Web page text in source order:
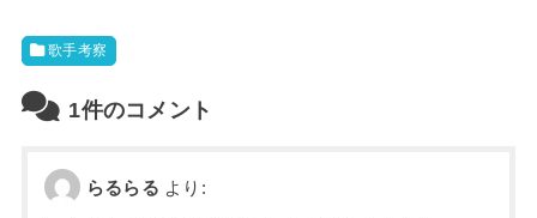
歌手考察
1件のコメント
らるらる より: